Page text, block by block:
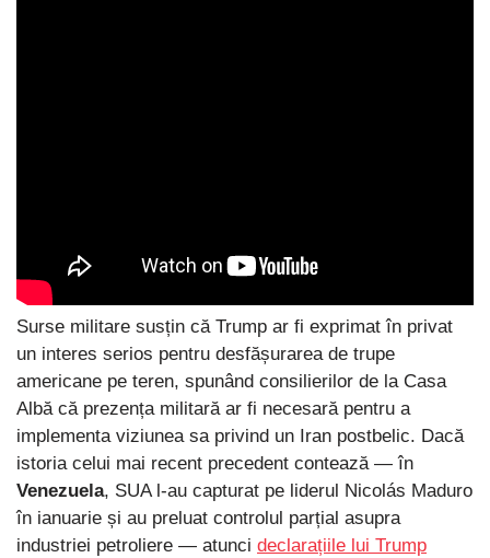
Surse militare susțin că Trump ar fi exprimat în privat
un interes serios pentru desfășurarea de trupe
americane pe teren, spunând consilierilor de la Casa
Albă că prezența militară ar fi necesară pentru a
implementa viziunea sa privind un Iran postbelic. Dacă
istoria celui mai recent precedent contează — în
Venezuela, SUA l-au capturat pe liderul Nicolás Maduro
în ianuarie și au preluat controlul parțial asupra
industriei petroliere — atunci declarațiile lui Trump